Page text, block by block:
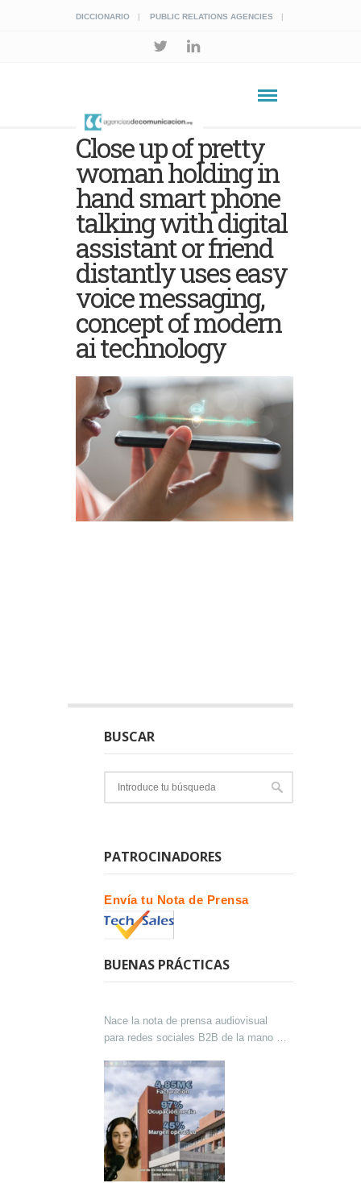
DICCIONARIO PUBLIC RELATIONS AGENCIES
Close up of pretty
woman holding in
hand smart phone
talking with digital
assistant or friend
distantly uses easy
voice messaging,
concept of modern
ai technology
BUSCAR
PATROCINADORES
Envía tu Nota de Prensa
BUENAS PRÁCTICAS
Nace la nota de prensa audiovisual
para redes sociales B2B de la mano de